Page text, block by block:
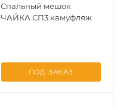
Спальный мешок
ЧАЙКА СП3 камуфляж
ПОД ЗАКАЗ